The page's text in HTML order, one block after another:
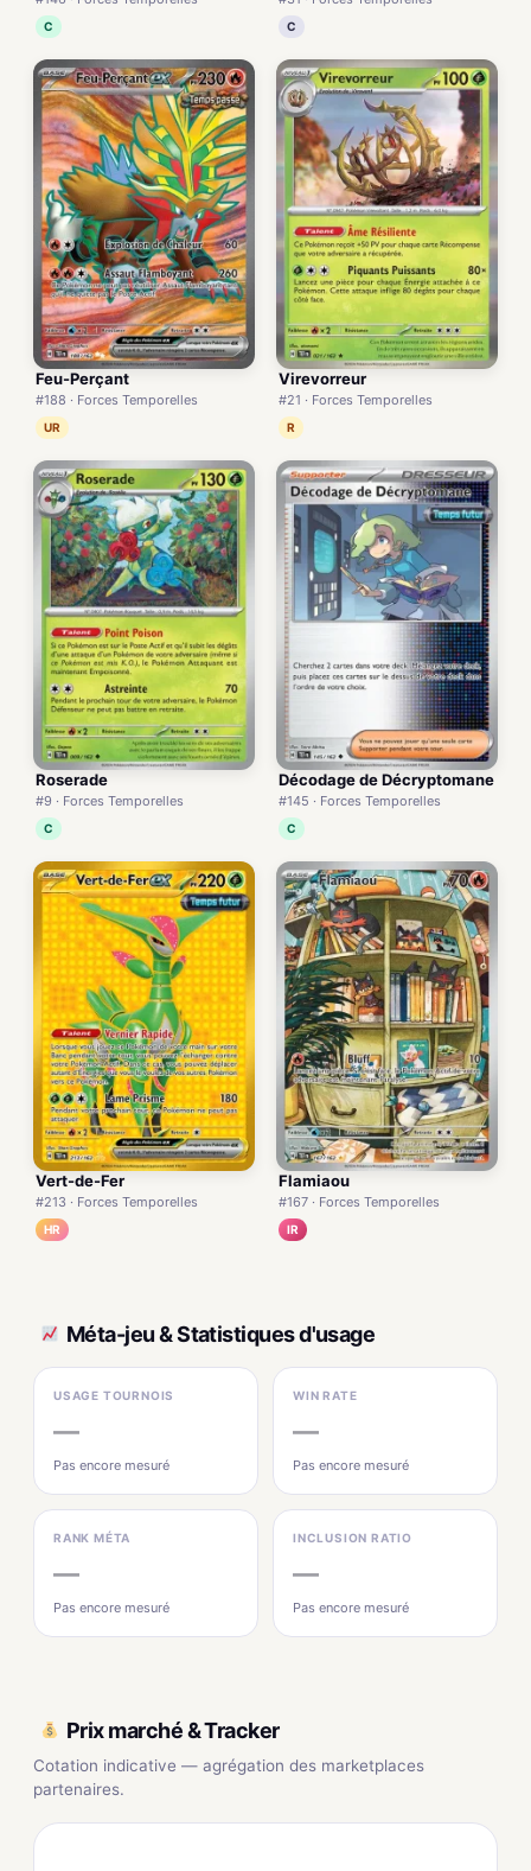
C C
Feu-Perçant
#188 · Forces Temporelles
UR
Virevorreur
#21 · Forces Temporelles
R
Roserade
#9 · Forces Temporelles
C
Décodage de Décryptomane
#145 · Forces Temporelles
C
Vert-de-Fer
#213 · Forces Temporelles
HR
Flamiaou
#167 · Forces Temporelles
IR
Méta-jeu & Statistiques d'usage
USAGE TOURNOIS
—
Pas encore mesuré
WIN RATE
—
Pas encore mesuré
RANK MÉTA
—
Pas encore mesuré
INCLUSION RATIO
—
Pas encore mesuré
Prix marché & Tracker
Cotation indicative — agrégation des marketplaces
partenaires.